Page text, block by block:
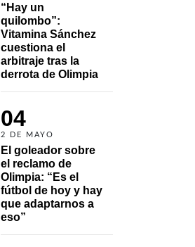
“Hay un
quilombo”:
Vitamina Sánchez
cuestiona el
arbitraje tras la
derrota de Olimpia
04
2 DE MAYO
El goleador sobre
el reclamo de
Olimpia: “Es el
fútbol de hoy y hay
que adaptarnos a
eso”